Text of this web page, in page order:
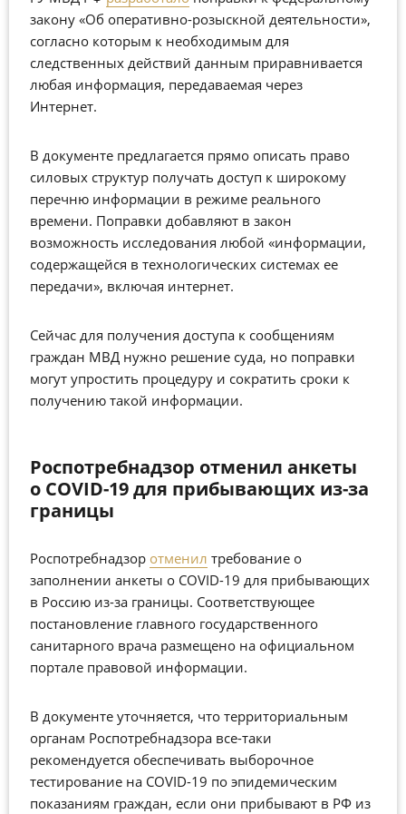
закону «Об оперативно-розыскной деятельности»,
согласно которым к необходимым для
следственных действий данным приравнивается
любая информация, передаваемая через
Интернет.
В документе предлагается прямо описать право
силовых структур получать доступ к широкому
перечню информации в режиме реального
времени. Поправки добавляют в закон
возможность исследования любой «информации,
содержащейся в технологических системах ее
передачи», включая интернет.
Сейчас для получения доступа к сообщениям
граждан МВД нужно решение суда, но поправки
могут упростить процедуру и сократить сроки к
получению такой информации.
Роспотребнадзор отменил анкеты
о COVID-19 для прибывающих из-за
границы
Роспотребнадзор отменил требование о
заполнении анкеты о COVID-19 для прибывающих
в Россию из-за границы. Соответствующее
постановление главного государственного
санитарного врача размещено на официальном
портале правовой информации.
В документе уточняется, что территориальным
органам Роспотребнадзора все-таки
рекомендуется обеспечивать выборочное
тестирование на COVID-19 по эпидемическим
показаниям граждан, если они прибывают в РФ из